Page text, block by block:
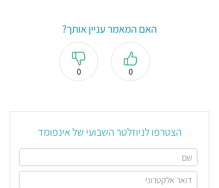
האם המאמר עניין אותך?
0
0
הצטרפו לניוזלטר השבועי של אינפומד